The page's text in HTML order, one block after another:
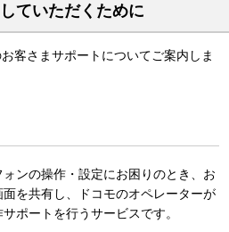
ていただくために
客さまサポートについてご案内しま
ォンの操作・設定にお困りのとき、お
面を共有し、ドコモのオペレーターが
ポートを行うサービスです。